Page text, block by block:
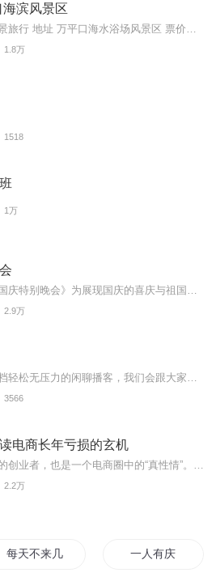
海滨风景区
1.8万
1518
1万
2.9万
3566
电商长年亏损的玄机
2.2万
每天不来几发菊花就痒 一人有庆